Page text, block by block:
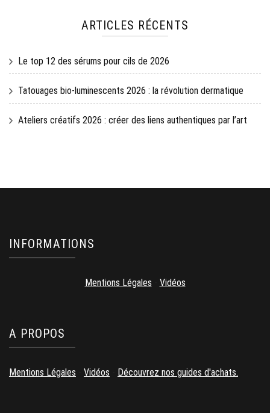
ARTICLES RÉCENTS
Le top 12 des sérums pour cils de 2026
Tatouages bio-luminescents 2026 : la révolution dermatique
Ateliers créatifs 2026 : créer des liens authentiques par l’art
INFORMATIONS
Mentions Légales Vidéos
A PROPOS
Mentions Légales Vidéos Découvrez nos guides d'achats.